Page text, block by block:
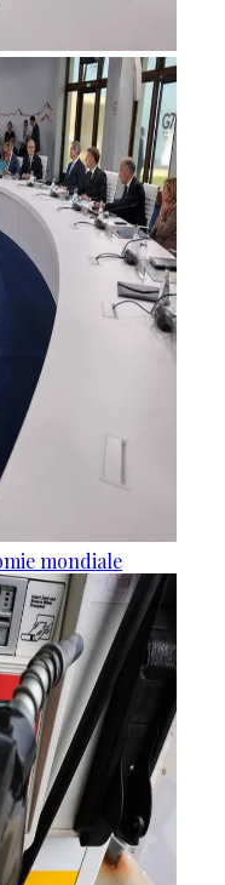
mondiale